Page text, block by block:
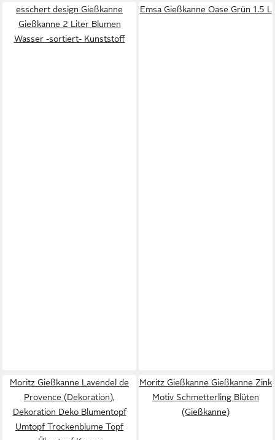
esschert design Gießkanne
Gießkanne 2 Liter Blumen
Wasser -sortiert- Kunststoff
Emsa Gießkanne Oase Grün 1.5 L
Moritz Gießkanne Lavendel de
Provence (Dekoration),
Dekoration Deko Blumentopf
Umtopf Trockenblume Topf
Moritz Gießkanne Gießkanne Zink
Motiv Schmetterling Blüten
(Gießkanne)